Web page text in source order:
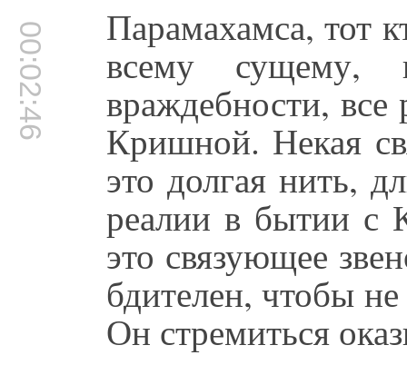
00:02:46 Парамахамса, тот
всему сущему,
враждебности, все
Кришной. Некая
это долгая нить,
реалии в бытии с
это связующее
бдителен, чтобы
Он стремиться